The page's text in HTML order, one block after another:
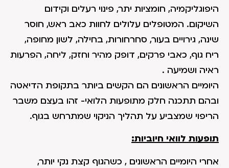
היפוגליקמיה, חומציות יתר, פינוי רעלים וקידום
השיקום. המטופלים עלולים לחוות כאב ראש, חוסר
שינה, גירויים בעור, סחרחורות, בחילה, לשון מחופה,
ריח גוף, כאבי פרקים, דופק מהיר וחזק, ליחה, הפרעות
ראיה ושמיעה .
היומיים הראשונים הם הקשים ביותר בתקופת הדיאטה
ובהם תתכנה חלק מתופעות הלואי- זהו בעצם משבר
הריפוי שמצביע על תהליך הניקוי שמתרחש בגוף.
תופעות לוואי חיוביות:
אחרי היומיים הראשונים , כשהגוף קצת נקי יותר,